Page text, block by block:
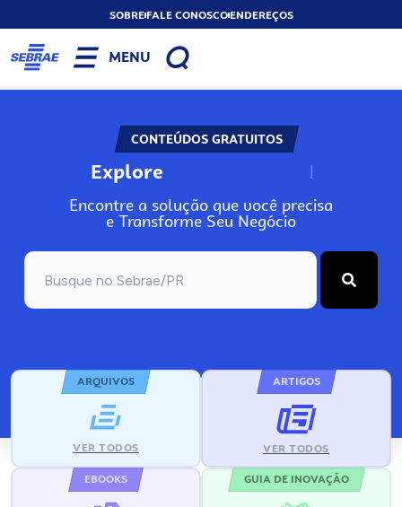
SOBREFALE CONOSCOENDEREÇOS
MENU
CONTEÚDOS GRATUITOS
Explore N
Encontre a solução que você precisa
e Transforme Seu Negócio
ARQUIVOS
VER TODOS
ARTIGOS
VER TODOS
EBOOKS GUIA DE INOVAÇÃO